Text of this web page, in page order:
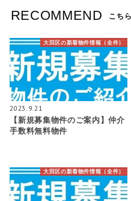
RECOMMEND こち
大田区の新着物件情報（全件）
2023.9.21
【新規募集物件のご案内】仲介
手数料無料物件
大田区の新着物件情報（全件）